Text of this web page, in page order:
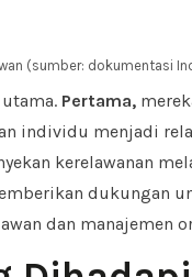
(sumber: dokumentasi
Pertama,
individu menjadi
kerelawanan
dukungan
dan manajemen